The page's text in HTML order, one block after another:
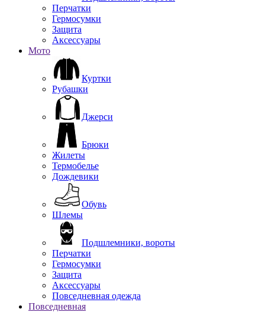
Перчатки
Гермосумки
Защита
Аксессуары
Мото
Куртки
Рубашки
Джерси
Брюки
Жилеты
Термобелье
Дождевики
Обувь
Шлемы
Подшлемники, вороты
Перчатки
Гермосумки
Защита
Аксессуары
Повседневная одежда
Повседневная